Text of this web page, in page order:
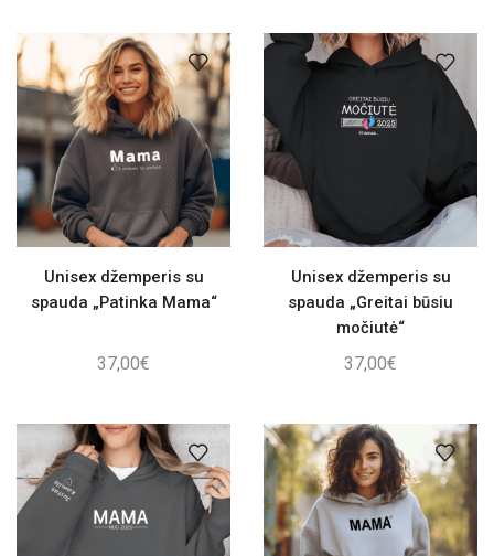
Unisex džemperis su
spauda „Patinka Mama“
37,00€
Unisex džemperis su
spauda „Greitai būsiu
močiutė“
37,00€